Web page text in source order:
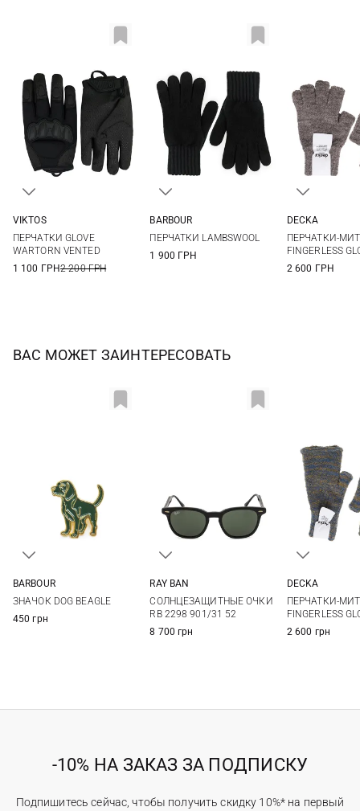
VIKTOS
ПЕРЧАТКИ GLOVE
WARTORN VENTED
1 100 ГРН2 200 ГРН
BARBOUR
ПЕРЧАТКИ LAMBSWOOL
1 900 ГРН
DECKA
ПЕРЧАТКИ-
FINGERLESS
2 600 ГРН
ВАС МОЖЕТ ЗАИНТЕРЕСОВАТЬ
BARBOUR
ЗНАЧОК DOG BEAGLE
450 грн
RAY BAN
СОЛНЦЕЗАЩИТНЫЕ ОЧКИ
RB 2298 901/31 52
8 700 грн
DECKA
ПЕРЧАТКИ-
FINGERLESS
2 600 грн
-10% НА ЗАКАЗ ЗА ПОДПИСКУ
Подпишитесь сейчас, чтобы получить скидку 10%* на первый